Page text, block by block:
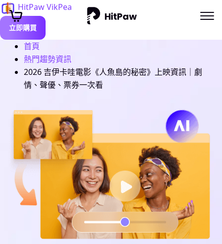
HitPaw VikPea
立即購買
首頁
熱門趨勢資訊
2026 吉伊卡哇電影《人魚島的秘密》上映資訊｜劇
情、聲優、票券一次看